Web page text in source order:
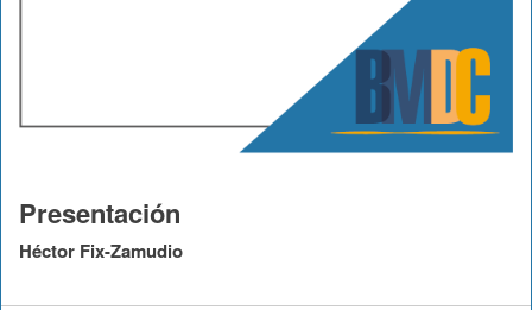
Presentación
Héctor Fix-Zamudio